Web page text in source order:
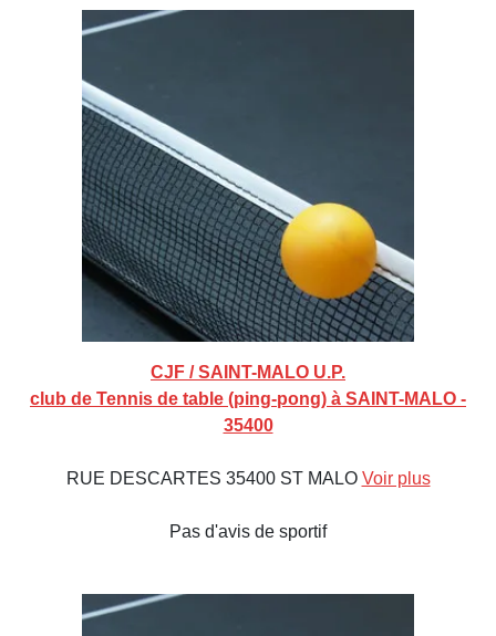
CJF / SAINT-MALO U.P.
club de Tennis de table (ping-pong) à SAINT-MALO -
35400
RUE DESCARTES 35400 ST MALO Voir plus
Pas d'avis de sportif